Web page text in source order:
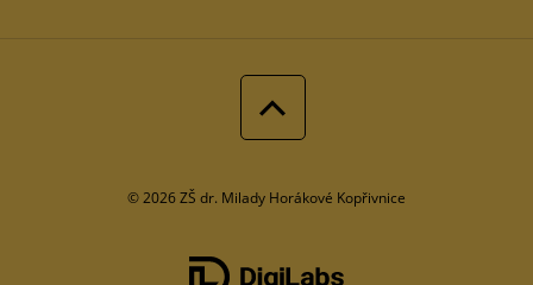
© 2026 ZŠ dr. Milady Horákové Kopřivnice